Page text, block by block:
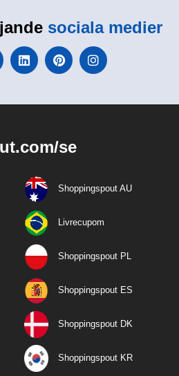
sociala medier
se
Shoppingspout AU
Livrecupom
Shoppingspout PL
Shoppingspout ES
Shoppingspout DK
Shoppingspout KR